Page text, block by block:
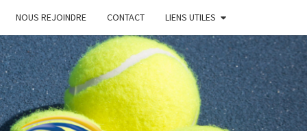
NOUS REJOINDRE CONTACT LIENS UTILES